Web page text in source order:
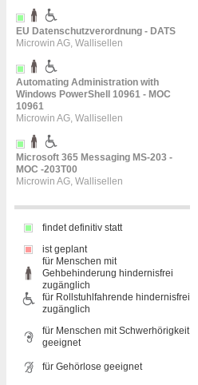
EU Datenschutzverordnung - DATS
Microwin AG, Wallisellen
Automating Administration with
Windows PowerShell 10961 - MOC
10961
Microwin AG, Wallisellen
Microsoft 365 Messaging MS-203 -
MOC -203T00
Microwin AG, Wallisellen
findet definitiv statt
ist geplant
für Menschen mit
Gehbehinderung hindernisfrei
zugänglich
für Rollstuhlfahrende hindernisfrei
zugänglich
für Menschen mit Schwerhörigkeit
geeignet
für Gehörlose geeignet